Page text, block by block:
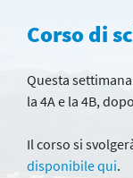
Corso di
Questa
la 4A e la 4B,
Il corso si
disponibile qui.